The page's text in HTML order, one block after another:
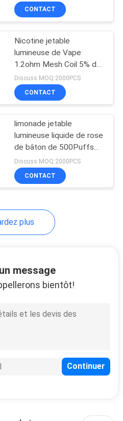
d'E
de
de
CONTACT
Nicotine jetable
lumineuse de Vape
1.2ohm Mesh Coil 5% de
commutateur de flux
d'air
Discuss MOQ:2000PCS
CONTACT
limonade jetable
lumineuse liquide de rose
de bâton de 500Puffs
4.5ml Vape
Discuss MOQ:2000PCS
CONTACT
plus
message
bientôt!